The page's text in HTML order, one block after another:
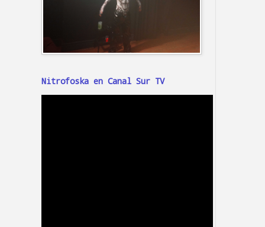
Nitrofoska en Canal Sur TV